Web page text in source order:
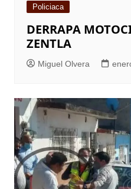
Policiaca
DERRAPA
ZENTLA
Miguel Olvera